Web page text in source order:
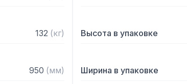
— Атмосферный бойлер
132 (кг) Высота в упаковке
950 (мм) Ширина в упаковке